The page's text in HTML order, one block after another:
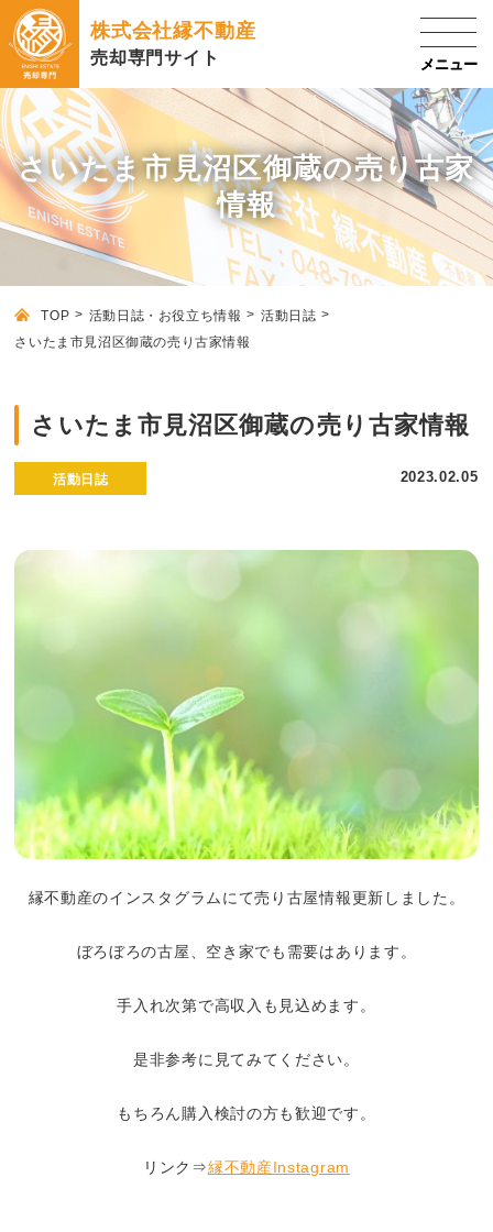
株式会社縁不動産
売却専門サイト
さいたま市見沼区御蔵の売り古家
情報
TOP 活動日誌・お役立ち情報
活動日誌
さいたま市見沼区御蔵の売り古家情報
さいたま市見沼区御蔵の売り古家情報
活動日誌 2023.02.05
縁不動産のインスタグラムにて売り古屋情報更新しました。
ぼろぼろの古屋、空き家でも需要はあります。
手入れ次第で高収入も見込めます。
是非参考に見てみてください。
もちろん購入検討の方も歓迎です。
リンク⇒縁不動産Instagram